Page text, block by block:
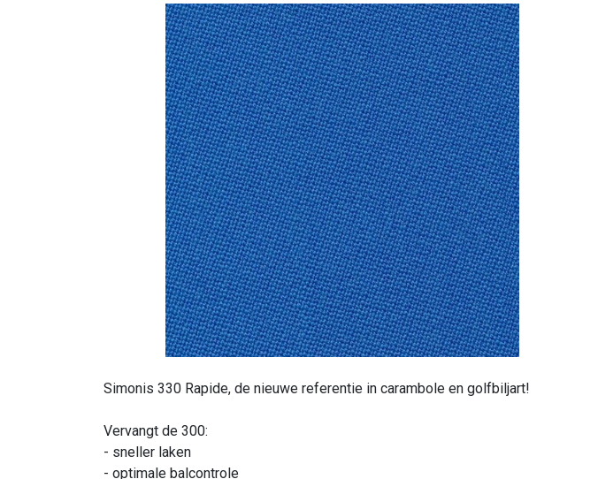
Simonis 330 Rapide, de nieuwe referentie in carambole en golfbiljart!
Vervangt de 300:
- sneller laken
- optimale balcontrole